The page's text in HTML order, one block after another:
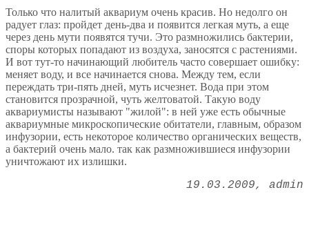
Только что налитый аквариум очень красив. Но недолго он
радует глаз: пройдет день-два и появится легкая муть, а еще
через день мути появятся тучи. Это размножились бактерии,
споры которых попадают из воздуха, заносятся с растениями.
И вот тут-то начинающий любитель часто совершает ошибку:
меняет воду, и все начинается снова. Между тем, если
переждать три-пять дней, муть исчезнет. Вода при этом
становится прозрачной, чуть желтоватой. Такую воду
аквариумисты называют "жилой": в ней уже есть обычные
аквариумные микроскопические обитатели, главным, образом
инфузории, есть некоторое количество органических веществ,
а бактерий очень мало. так как размножившиеся инфузории
уничтожают их излишки.
19.03.2009 admin